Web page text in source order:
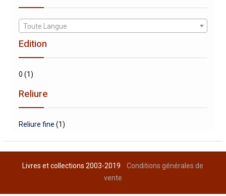
Toute Langue
Edition
0 (1)
Reliure
Reliure fine (1)
Livres et collections 2003-2019Conditions générales de
vente